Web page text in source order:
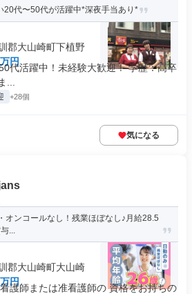
20代〜50代が活躍中*深夜手当あり*
郡大山崎町下植野
円
代活躍中！未経験大歓迎！ 学歴：高卒
...
+28個
気になる
オンコールなし！残業ほぼなし♪月給28.5
...
郡大山崎町大山崎
円
護師または准看護師の 資格をお持ちの